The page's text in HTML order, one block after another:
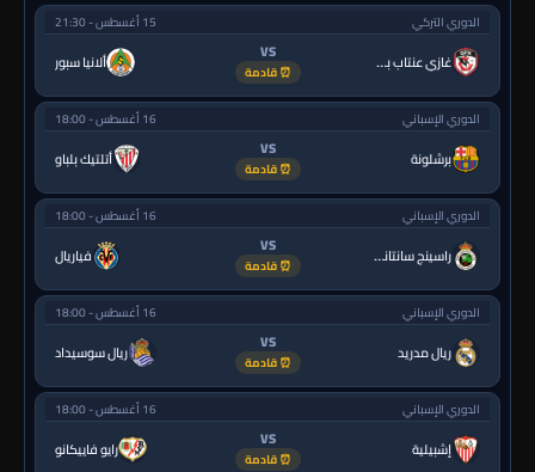
الدوري التركي 15 أغسطس - 21:30
غازي عنتاب بي.بي.كي. VS
⏰ قادمة ألانيا سبور
الدوري الإسباني 16 أغسطس - 18:00
برشلونة VS
⏰ قادمة أتلتيك بلباو
الدوري الإسباني 16 أغسطس - 18:00
راسينج سانتاندير VS
⏰ قادمة فياريال
الدوري الإسباني 16 أغسطس - 18:00
ريال مدريد VS
⏰ قادمة ريال سوسيداد
الدوري الإسباني 16 أغسطس - 18:00
إشبيلية VS
⏰ قادمة رايو فاييكانو